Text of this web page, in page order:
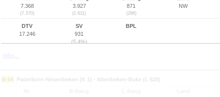
7.368
(7.370)
3.927
(1.611)
871
(296)
NW
DTV
17.246
SV
931
(5,4%)
BPL
Infos...
B 64 Paderborn-Neuenbeken (K 1) - Altenbeken-Buke (L 828)